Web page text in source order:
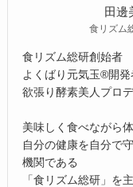
田邊
食リズム
食リズム総研創始者
よくばり元気玉®開発
欲張り酵素美人プロ
美味しく食べながら
自分の健康を自分で
機関である
「食リズム総研」を